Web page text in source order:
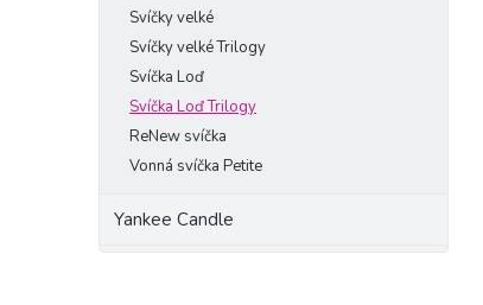
Svíčky velké
Svíčky velké Trilogy
Svíčka Loď
Svíčka Loď Trilogy
ReNew svíčka
Vonná svíčka Petite
Yankee Candle